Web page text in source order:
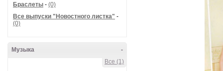
Браслеты - (0)
Все выпуски "Новостного листка" -
(0)
-
Музыка
Все (1)